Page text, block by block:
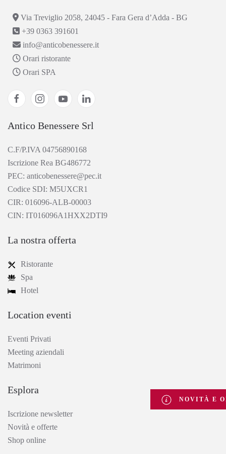
Via Treviglio 2058, 24045 - Fara Gera d’Adda - BG
+39 0363 391601
info@anticobenessere.it
Orari ristorante
Orari SPA
Antico Benessere Srl
C.F/P.IVA 04756890168
Iscrizione Rea BG486772
PEC: anticobenessere@pec.it
Codice SDI: M5UXCR1
CIR: 016096-ALB-00003
CIN: IT016096A1HXX2DTI9
La nostra offerta
Ristorante
Spa
Hotel
Location eventi
Eventi Privati
Meeting aziendali
Matrimoni
Esplora
Iscrizione newsletter
Novità e offerte
Shop online
NOVITÀ E